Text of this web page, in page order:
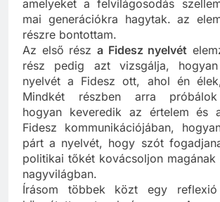
amelyeket a felvilágosodás
mai generációkra hagytak. az
részre bontottam.
Az első rész a Fidesz nyelvét
rész pedig azt vizsgálja,
nyelvét a Fidesz ott, ahol én
Mindkét részben arra próbálok
hogyan keveredik az értelem és
Fidesz kommunikációjában,
párt a nyelvét, hogy szót
politikai tőkét kovácsoljon magának
nagyvilágban.
Írásom többek közt egy